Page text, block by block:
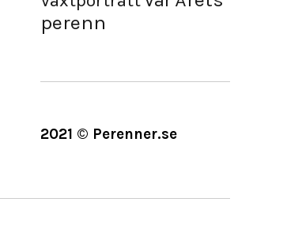
perenn
2021 © Perenner.se